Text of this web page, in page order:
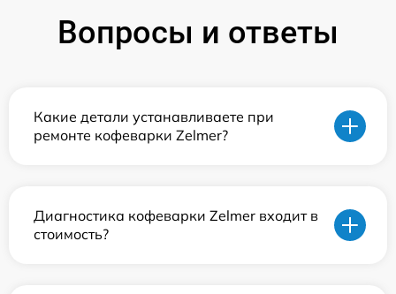
Вопросы и ответы
Какие детали устанавливаете при
ремонте кофеварки Zelmer?
Диагностика кофеварки Zelmer входит в
стоимость?